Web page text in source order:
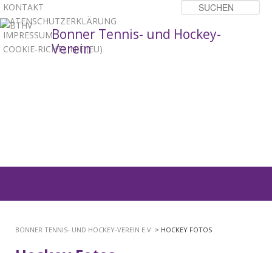
KONTAKT
DATENSCHUTZERKLÄRUNG
IMPRESSUM
COOKIE-RICHTLINIE (EU)
Bonner Tennis- und Hockey-
Verein
1 2 3
INHALT
BONNER TENNIS- UND HOCKEY-VEREIN E.V. > HOCKEY FOTOS